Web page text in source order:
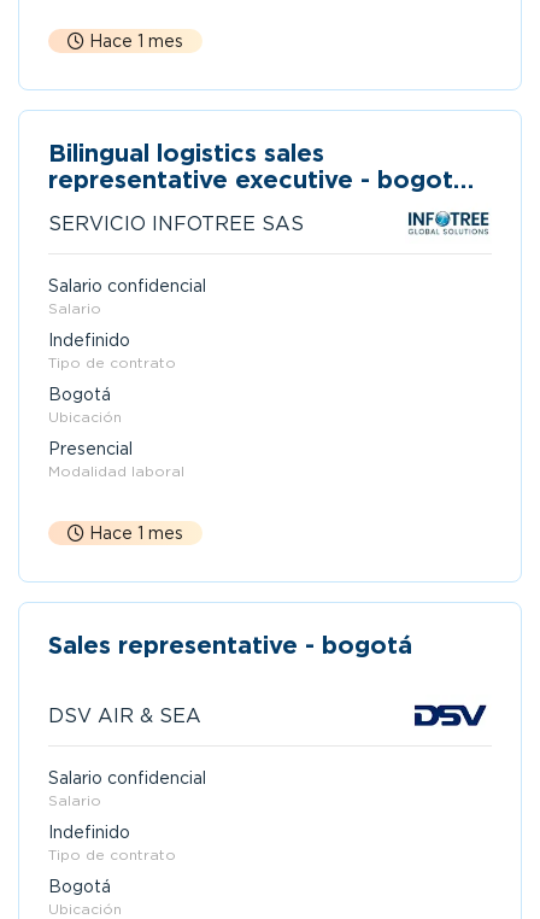
Hace 1 mes
Bilingual logistics sales
representative executive - bogotá
SERVICIO INFOTREE SAS
Salario confidencial
Salario
Indefinido
Tipo de contrato
Bogotá
Ubicación
Presencial
Modalidad laboral
Hace 1 mes
Sales representative - bogotá
DSV AIR & SEA
Salario confidencial
Salario
Indefinido
Tipo de contrato
Bogotá
Ubicación